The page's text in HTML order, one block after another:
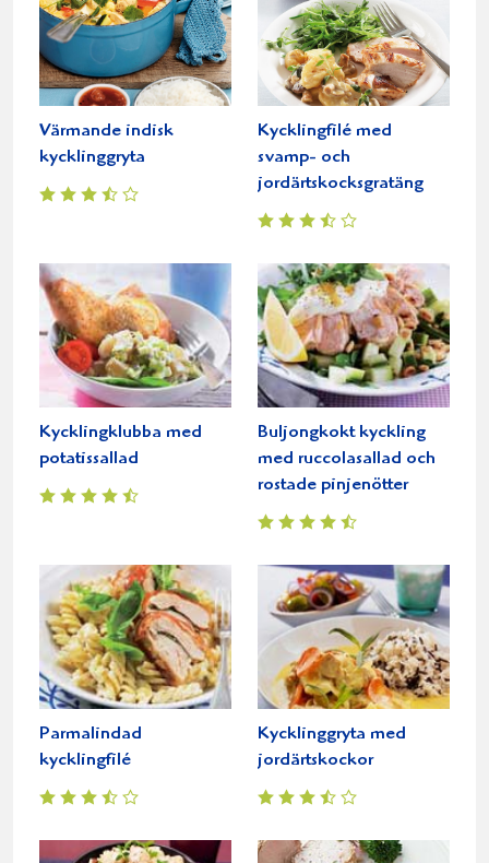
Värmande indisk
kycklinggryta
Kycklingfilé med
svamp- och
jordärtskocksgratäng
Kycklingklubba med
potatissallad
Buljongkokt kyckling
med ruccolasallad och
rostade pinjenötter
Parmalindad
kycklingfilé
Kycklinggryta med
jordärtskockor